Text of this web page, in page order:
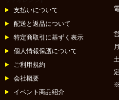
支払いについて
配送と返品について
特定商取引に基ずく表示
個人情報保護について
ご利用規約
会社概要
イベント商品紹介